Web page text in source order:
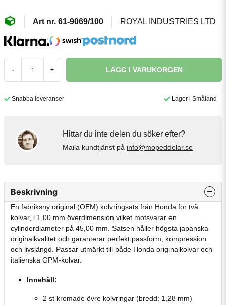
61-9069/100 ROYAL INDUSTRIES LTD
- + LÄGG I VARUKORGEN
Snabba leveranser Lager i Småland
Hittar du inte delen du söker efter?
Maila kundtjänst på info@mopeddelar.se
Beskrivning
En fabriksny original (OEM) kolvringsats från Honda för två
kolvar, i 1,00 mm överdimension vilket motsvarar en
cylinderdiameter på 45,00 mm. Satsen håller högsta japanska
originalkvalitet och garanterar perfekt passform, kompression
och livslängd. Passar utmärkt till både Honda originalkolvar och
italienska GPM-kolvar.
Innehåll:
2 st kromade övre kolvringar (bredd: 1,28 mm)